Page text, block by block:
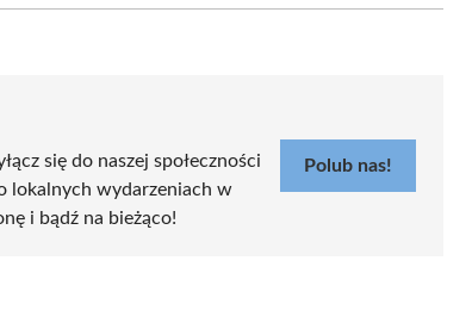
się do naszej społeczności
lokalnych wydarzeniach w
i bądź na bieżąco!
Polub nas!